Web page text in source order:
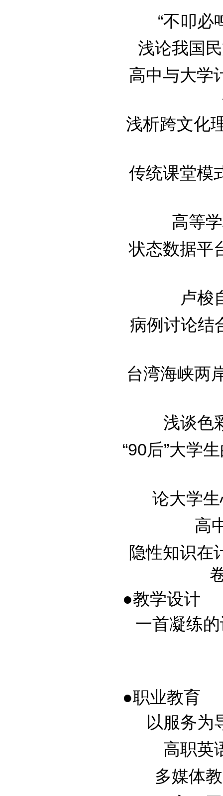
“不叩必
浅论我国
高中与大学
浅析跨文化
传统课堂模
高等
状态数据平
卢梭
病例讨论结
台湾海峡两
浅谈色
“90后”大学
论大学
高
隐性知识
●教学设计
一首凝练
●职业教育
以服务为
高职英
多媒体